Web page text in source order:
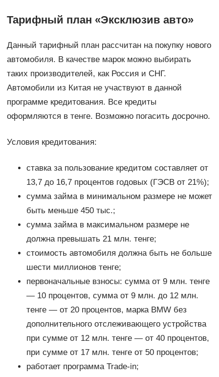
Тарифный план «Эксклюзив авто»
Данный тарифный план рассчитан на покупку нового
автомобиля. В качестве марок можно выбирать
таких производителей, как Россия и СНГ.
Автомобили из Китая не участвуют в данной
программе кредитования. Все кредиты
оформляются в тенге. Возможно погасить досрочно.
Условия кредитования:
ставка за пользование кредитом составляет от
13,7 до 16,7 процентов годовых (ГЭСВ от 21%);
сумма займа в минимальном размере не может
быть меньше 450 тыс.;
сумма займа в максимальном размере не
должна превышать 21 млн. тенге;
стоимость автомобиля должна быть не больше
шести миллионов тенге;
первоначальные взносы: сумма от 9 млн. тенге
— 10 процентов, сумма от 9 млн. до 12 млн.
тенге — от 20 процентов, марка ВMW без
дополнительного отслеживающего устройства
при сумме от 12 млн. тенге — от 40 процентов,
при сумме от 17 млн. тенге от 50 процентов;
работает программа Trade-in;